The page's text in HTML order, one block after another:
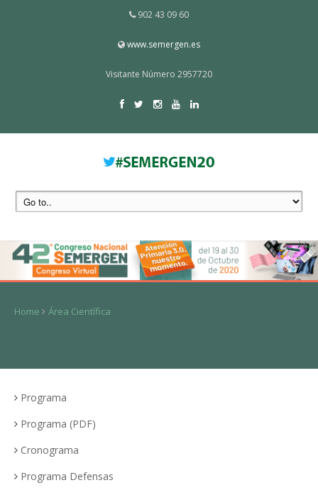
902 43 09 60
www.semergen.es
Visitante Número 2957720
Home Área Científica
Programa
Programa (PDF)
Cronograma
Programa Defensas